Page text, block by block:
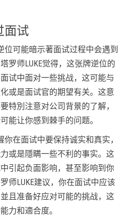
面试
位可能暗示著面试过程中会遇到
罗师LUKE觉得，这张牌逆位的
试中面对一些挑战，这可能与
或是面试官的期望有关。这意
特別注意对公司背景的了解，
能让你感到棘手的问题。
在面试中要保持诚实和真实，
或是隱瞒一些不利的事实。这
引起负面影响，甚至影响到你
师LUKE建议，你在面试中应该
且准备好应对可能的挑战，这
力和適合度。